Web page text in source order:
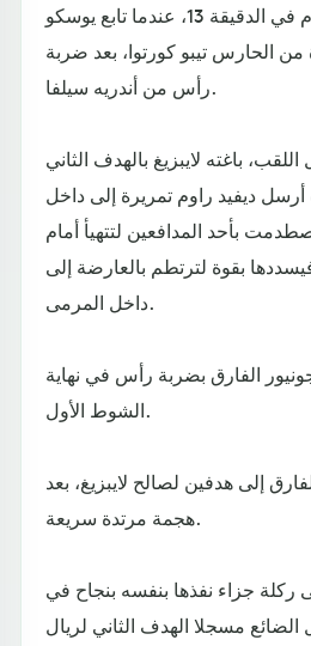
وانتزع لايبزيغ التقدم في الدقيقة 13، عندما تابع يوسكو
من الحارس تيبو كورتوا، بعد ضربة
رأس من أندريه سيلفا.
باغته لايبزيغ بالهدف الثاني
18، حيث أرسل ديفيد راوم تمريرة إلى داخل
بأحد المدافعين لتتهيأ أمام
بقوة لترتطم بالعارضة إلى
داخل المرمى.
الفارق بضربة رأس في نهاية
الشوط الأول.
إلى هدفين لصالح لايبزيغ، بعد
هجمة مرتدة سريعة.
جزاء نفذها بنفسه بنجاح في
مسجلا الهدف الثاني لريال